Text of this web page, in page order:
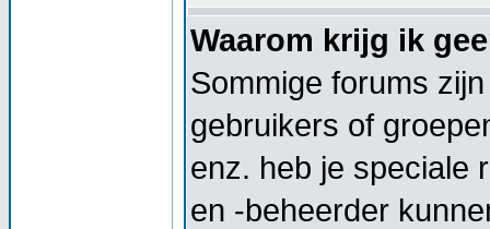
Waarom krijg ik
Sommige forums
gebruikers of
enz. heb je speciale
en -beheerder